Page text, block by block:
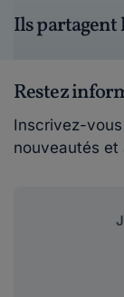
Ils partagent
Restez
Inscrivez-
nouveautés